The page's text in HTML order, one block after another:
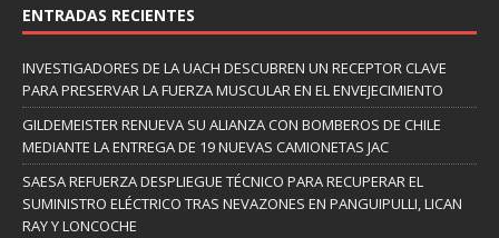
ENTRADAS RECIENTES
INVESTIGADORES DE LA UACH DESCUBREN UN RECEPTOR CLAVE
PARA PRESERVAR LA FUERZA MUSCULAR EN EL ENVEJECIMIENTO
GILDEMEISTER RENUEVA SU ALIANZA CON BOMBEROS DE CHILE
MEDIANTE LA ENTREGA DE 19 NUEVAS CAMIONETAS JAC
SAESA REFUERZA DESPLIEGUE TÉCNICO PARA RECUPERAR EL
SUMINISTRO ELÉCTRICO TRAS NEVAZONES EN PANGUIPULLI, LICAN
RAY Y LONCOCHE